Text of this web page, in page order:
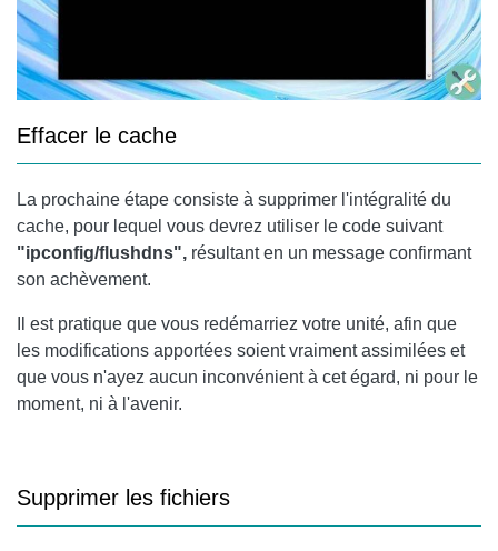
Effacer le cache
La prochaine étape consiste à supprimer l'intégralité du
cache, pour lequel vous devrez utiliser le code suivant
"ipconfig/flushdns", résultant en un message confirmant
son achèvement.
Il est pratique que vous redémarriez votre unité, afin que
les modifications apportées soient vraiment assimilées et
que vous n'ayez aucun inconvénient à cet égard, ni pour le
moment, ni à l'avenir.
Supprimer les fichiers